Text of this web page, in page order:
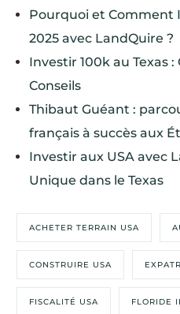
Pourquoi et Comment
2025 avec LandQuire ?
Investir 100k au Texas
Conseils
Thibaut Guéant :
français à succès aux
Investir aux USA avec
Unique dans le Texas
ACHETER TERRAIN USA
CONSTRUIRE USA
FISCALITÉ USA FLORIDE